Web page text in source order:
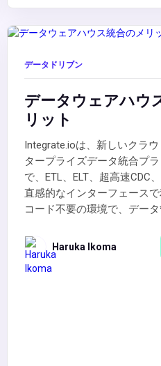
データドリブン
データウェアハウ
リット
Integrate.ioは、新しいクラ
タープライズデータ統合プ
で、ETL、ELT、超高速CDC
直感的なインターフェースで
コード不要の環境で、データ
Haruka Ikoma